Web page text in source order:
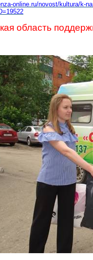
online.ru/novost/kultura/k-
2
область